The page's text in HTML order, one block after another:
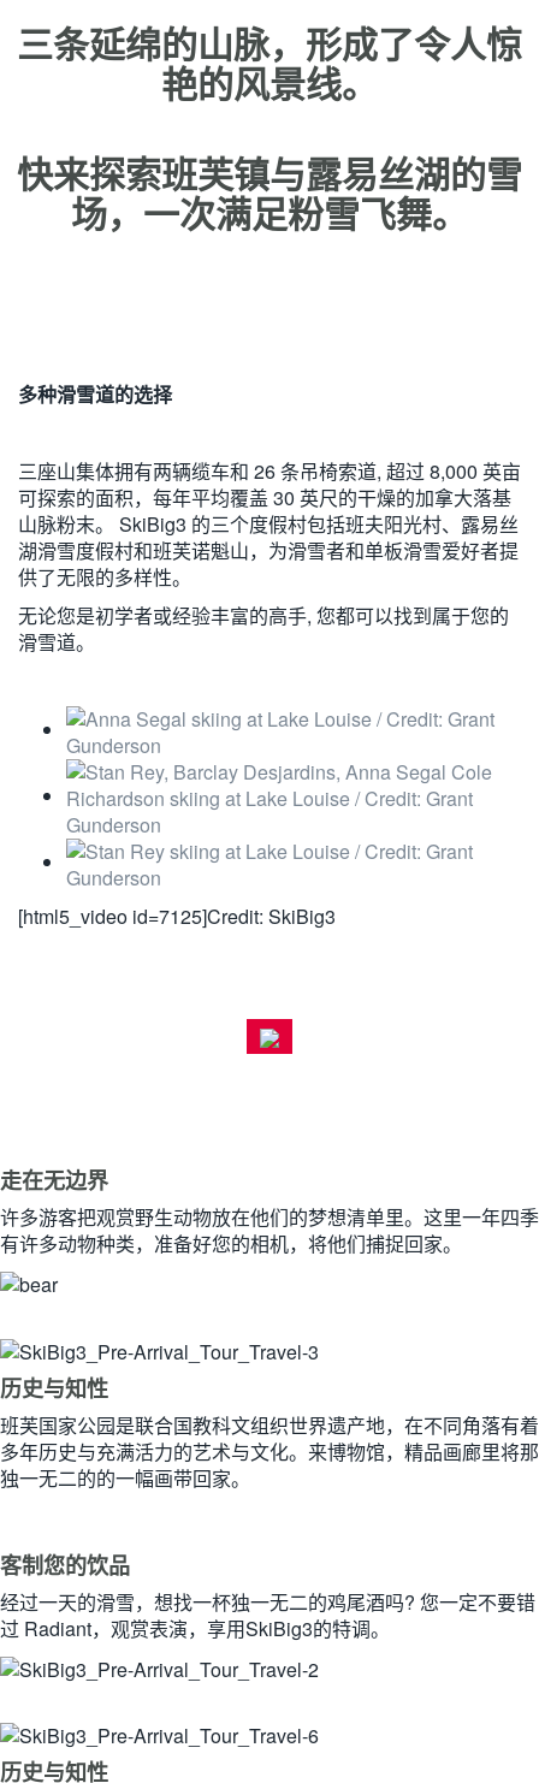
三条延绵的山脉，形成了令人惊
艳的风景线。
快来探索班芙镇与露易丝湖的雪
场，一次满足粉雪飞舞。
多种滑雪道的选择
三座山集体拥有两辆缆车和 26 条吊椅索道, 超过 8,000 英亩
可探索的面积，每年平均覆盖 30 英尺的干燥的加拿大落基
山脉粉末。 SkiBig3 的三个度假村包括班夫阳光村、露易丝
湖滑雪度假村和班芙诺魁山，为滑雪者和单板滑雪爱好者提
供了无限的多样性。
无论您是初学者或经验丰富的高手, 您都可以找到属于您的
滑雪道。
[html5_video id=7125]Credit: SkiBig3
走在无边界
许多游客把观赏野生动物放在他们的梦想清单里。这里一年四季
有许多动物种类，准备好您的相机，将他们捕捉回家。
历史与知性
班芙国家公园是联合国教科文组织世界遗产地，在不同角落有着
多年历史与充满活力的艺术与文化。来博物馆，精品画廊里将那
独一无二的的一幅画带回家。
客制您的饮品
经过一天的滑雪，想找一杯独一无二的鸡尾酒吗? 您一定不要错
过 Radiant，观赏表演，享用SkiBig3的特调。
历史与知性